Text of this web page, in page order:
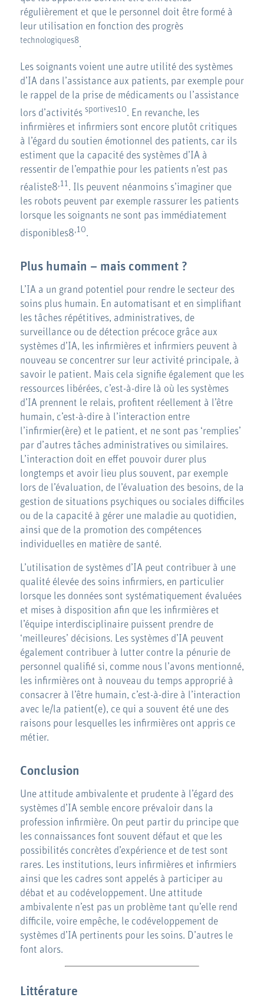
régulièrement et que le personnel doit être formé à
leur utilisation en fonction des progrès
technologiques8.
Les soignants voient une autre utilité des systèmes
d’IA dans l’assistance aux patients, par exemple pour
le rappel de la prise de médicaments ou l’assistance
lors d’activités sportives10. En revanche, les
infirmières et infirmiers sont encore plutôt critiques
à l’égard du soutien émotionnel des patients, car ils
estiment que la capacité des systèmes d’IA à
ressentir de l’empathie pour les patients n’est pas
réaliste8,11. Ils peuvent néanmoins s’imaginer que
les robots peuvent par exemple rassurer les patients
lorsque les soignants ne sont pas immédiatement
disponibles8,10.
Plus humain – mais comment ?
L’IA a un grand potentiel pour rendre le secteur des
soins plus humain. En automatisant et en simplifiant
les tâches répétitives, administratives, de
surveillance ou de détection précoce grâce aux
systèmes d’IA, les infirmières et infirmiers peuvent à
nouveau se concentrer sur leur activité principale, à
savoir le patient. Mais cela signifie également que les
ressources libérées, c’est-à-dire là où les systèmes
d’IA prennent le relais, profitent réellement à l’être
humain, c’est-à-dire à l’interaction entre
l’infirmier(ère) et le patient, et ne sont pas ‘remplies’
par d’autres tâches administratives ou similaires.
L’interaction doit en effet pouvoir durer plus
longtemps et avoir lieu plus souvent, par exemple
lors de l’évaluation, de l’évaluation des besoins, de la
gestion de situations psychiques ou sociales difficiles
ou de la capacité à gérer une maladie au quotidien,
ainsi que de la promotion des compétences
individuelles en matière de santé.
L’utilisation de systèmes d’IA peut contribuer à une
qualité élevée des soins infirmiers, en particulier
lorsque les données sont systématiquement évaluées
et mises à disposition afin que les infirmières et
l’équipe interdisciplinaire puissent prendre de
‘meilleures’ décisions. Les systèmes d’IA peuvent
également contribuer à lutter contre la pénurie de
personnel qualifié si, comme nous l’avons mentionné,
les infirmières ont à nouveau du temps approprié à
consacrer à l’être humain, c’est-à-dire à l’interaction
avec le/la patient(e), ce qui a souvent été une des
raisons pour lesquelles les infirmières ont appris ce
métier.
Conclusion
Une attitude ambivalente et prudente à l’égard des
systèmes d’IA semble encore prévaloir dans la
profession infirmière. On peut partir du principe que
les connaissances font souvent défaut et que les
possibilités concrètes d’expérience et de test sont
rares. Les institutions, leurs infirmières et infirmiers
ainsi que les cadres sont appelés à participer au
débat et au codéveloppement. Une attitude
ambivalente n’est pas un problème tant qu’elle rend
difficile, voire empêche, le codéveloppement de
systèmes d’IA pertinents pour les soins. D’autres le
font alors.
Littérature